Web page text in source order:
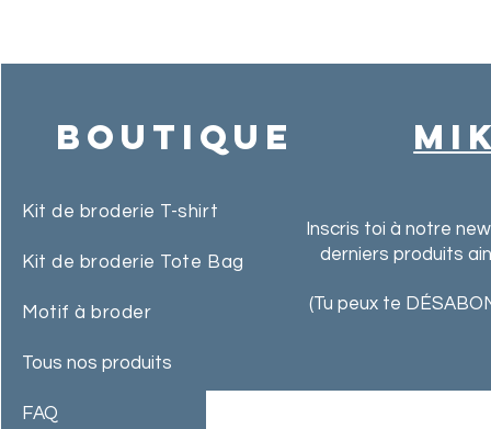
Boutique
Kit de broderie T-shirt
Kit de broderie Tote Bag
Motif à broder
Tous nos produits
FAQ
Inscris toi à notre
derniers produits
(Tu peux te